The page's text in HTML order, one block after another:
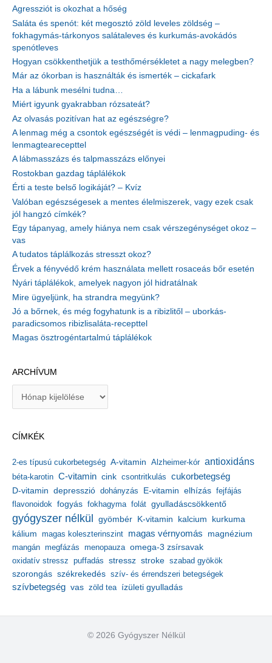
Agressziót is okozhat a hőség
Saláta és spenót: két megosztó zöld leveles zöldség –
fokhagymás-tárkonyos salátaleves és kurkumás-avokádós
spenótleves
Hogyan csökkenthetjük a testhőmérsékletet a nagy melegben?
Már az ókorban is használták és ismerték – cickafark
Ha a lábunk mesélni tudna…
Miért igyunk gyakrabban rózsateát?
Az olvasás pozitívan hat az egészségre?
A lenmag még a csontok egészségét is védi – lenmagpuding- és
lenmagtearecepttel
A lábmasszázs és talpmasszázs előnyei
Rostokban gazdag táplálékok
Érti a teste belső logikáját? – Kvíz
Valóban egészségesek a mentes élelmiszerek, vagy ezek csak
jól hangzó címkék?
Egy tápanyag, amely hiánya nem csak vérszegénységet okoz –
vas
A tudatos táplálkozás stresszt okoz?
Érvek a fényvédő krém használata mellett rosaceás bőr esetén
Nyári táplálékok, amelyek nagyon jól hidratálnak
Mire ügyeljünk, ha strandra megyünk?
Jó a bőrnek, és még fogyhatunk is a ribizlitől – uborkás-
paradicsomos ribizlisaláta-recepttel
Magas ösztrogéntartalmú táplálékok
ARCHÍVUM
í
u
m
CÍMKÉK
2-es típusú cukorbetegség A-vitamin Alzheimer-kór antioxidáns
béta-karotin C-vitamin cink csontritkulás cukorbetegség
D-vitamin depresszió dohányzás E-vitamin elhízás fejfájás
flavonoidok fogyás fokhagyma folát gyulladáscsökkentő
gyógyszer nélkül gyömbér K-vitamin kalcium kurkuma
kálium magas koleszterinszint magas vérnyomás magnézium
mangán megfázás menopauza omega-3 zsírsavak
oxidatív stressz puffadás stressz stroke szabad gyökök
szorongás székrekedés szív- és érrendszeri betegségek
szívbetegség vas zöld tea ízületi gyulladás
© 2026 Gyógyszer Nélkül